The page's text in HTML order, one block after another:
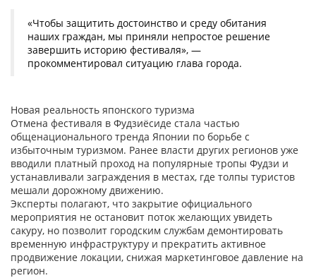
«Чтобы защитить достоинство и среду обитания
наших граждан, мы приняли непростое решение
завершить историю фестиваля», —
прокомментировал ситуацию глава города.
Новая реальность японского туризма
Отмена фестиваля в Фудзиёсиде стала частью
общенационального тренда Японии по борьбе с
избыточным туризмом. Ранее власти других регионов уже
вводили платный проход на популярные тропы Фудзи и
устанавливали заграждения в местах, где толпы туристов
мешали дорожному движению.
Эксперты полагают, что закрытие официального
мероприятия не остановит поток желающих увидеть
сакуру, но позволит городским службам демонтировать
временную инфраструктуру и прекратить активное
продвижение локации, снижая маркетинговое давление на
регион.